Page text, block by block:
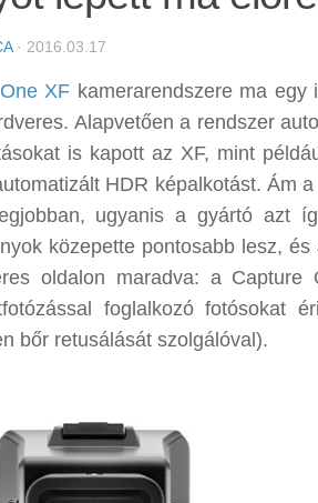
· 2016.03.17
XF kamerarendszere ma
Alapvetően a rendszer
is kapott az XF, mint
HDR képalkotást. Ám
ugyanis a gyártó azt
közepette pontosabb lesz,
oldalon maradva: a
foglalkozó fotósokat
bőr retusálását szolgálóval).